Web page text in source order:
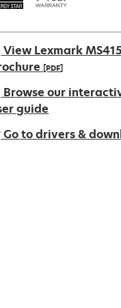
View Lexmark
[PDF]
Browse our
guide
Go to drivers &